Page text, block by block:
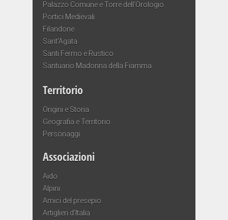
Palazzo Comune e Torre dell’Orologio
Portici Medievali
Filandone
Sant’Agata
Santi Fermo e Rustico
Santuario Madonna della Fiamma
Territorio
Origini e Storia
Geografia e Territorio
Personaggi
Associazioni
Aido
Alpini
Amici del presepio
Artiglieri d’Italia